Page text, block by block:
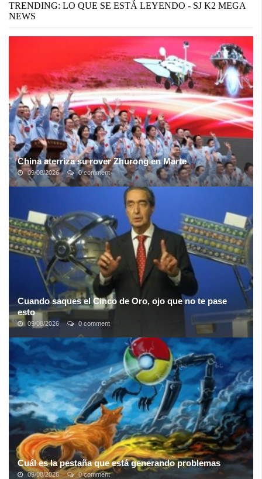
TRENDING: LO QUE SE ESTÁ LEYENDO - SJ K2 MEGA
NEWS
China aterriza su rover Zhurong en Marte
09/08/2026 0 comment
China ha aterrizado con éxito una nave espacial en Marte,
anunciaron los medios estatales el sábado temprano.El robot
Zhurong de seis ruedas apuntaba ...
Cuando saques el Cinco de Oro, ojo que no te pase
esto
09/08/2026 0 comment
Todos soñamos con embocarle a esos 5 numeritos maravillosos,
mirar la tele, mirar la boleta y sentir ese instante sublime en que
pasamos de ...
Cuál es la pestaña que está generando problemas
09/08/2026 0 comment